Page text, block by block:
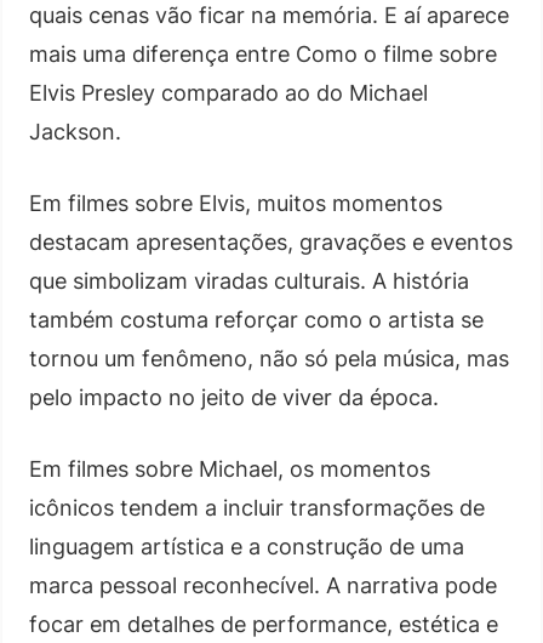
quais cenas vão ficar na memória. E aí aparece
mais uma diferença entre Como o filme sobre
Elvis Presley comparado ao do Michael
Jackson.
Em filmes sobre Elvis, muitos momentos
destacam apresentações, gravações e eventos
que simbolizam viradas culturais. A história
também costuma reforçar como o artista se
tornou um fenômeno, não só pela música, mas
pelo impacto no jeito de viver da época.
Em filmes sobre Michael, os momentos
icônicos tendem a incluir transformações de
linguagem artística e a construção de uma
marca pessoal reconhecível. A narrativa pode
focar em detalhes de performance, estética e